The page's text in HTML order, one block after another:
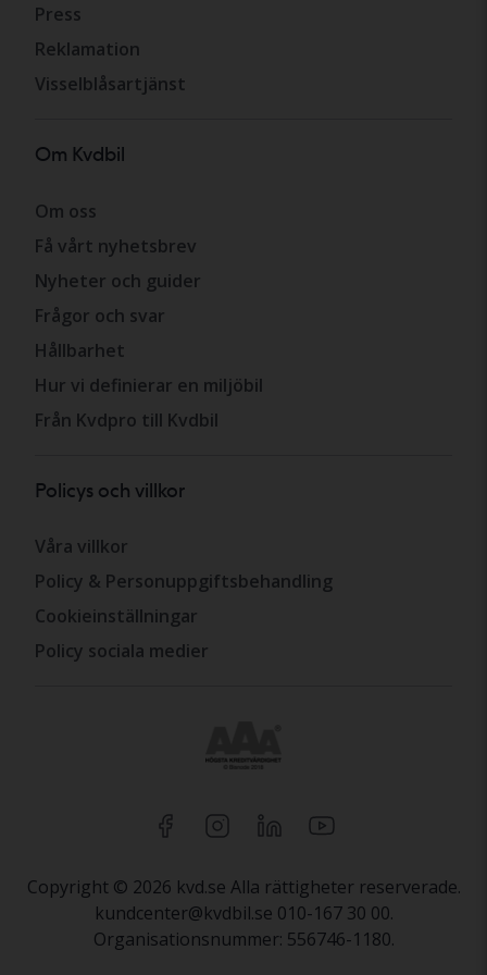
Press
Reklamation
Visselblåsartjänst
Om Kvdbil
Om oss
Få vårt nyhetsbrev
Nyheter och guider
Frågor och svar
Hållbarhet
Hur vi definierar en miljöbil
Från Kvdpro till Kvdbil
Policys och villkor
Våra villkor
Policy & Personuppgiftsbehandling
Cookieinställningar
Policy sociala medier
Copyright © 2026 kvd.se Alla rättigheter reserverade.
kundcenter@kvdbil.se 010-167 30 00.
Organisationsnummer: 556746-1180.